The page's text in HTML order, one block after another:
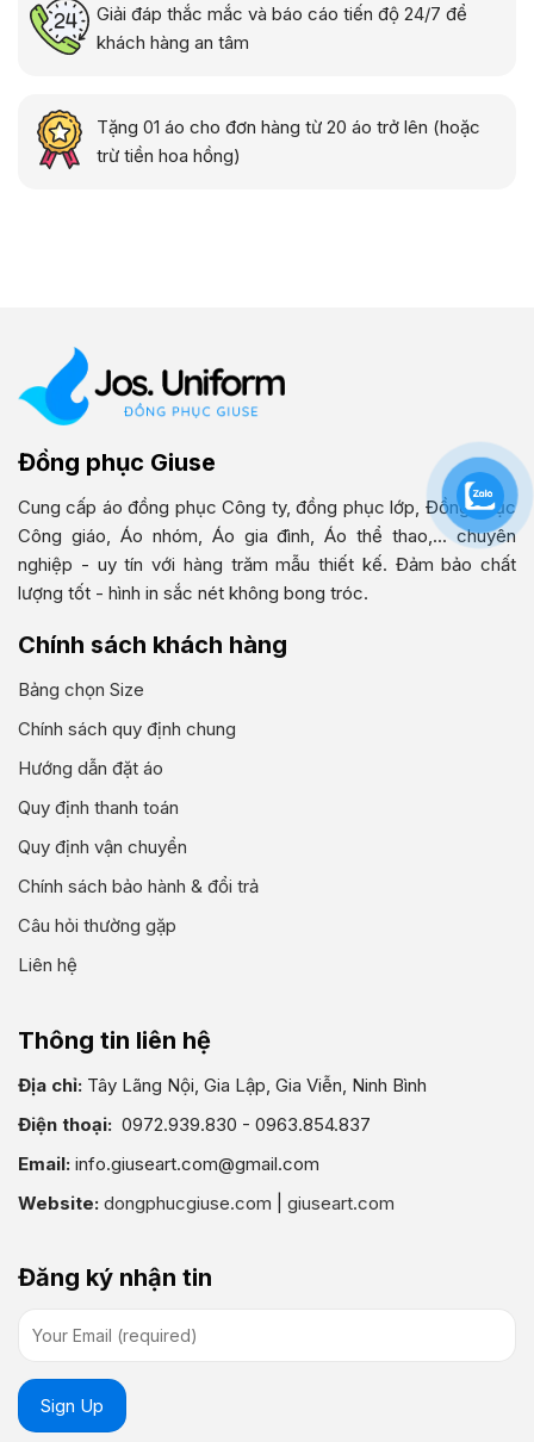
Giải đáp thắc mắc và báo cáo tiến độ 24/7 để
khách hàng an tâm
Tặng 01 áo cho đơn hàng từ 20 áo trở lên (hoặc
trừ tiền hoa hồng)
Đồng phục Giuse
Cung cấp áo đồng phục Công ty, đồng phục lớp, Đồng phục
Công giáo, Áo nhóm, Áo gia đình, Áo thể thao,... chuyên
nghiệp - uy tín với hàng trăm mẫu thiết kế. Đảm bảo chất
lượng tốt - hình in sắc nét không bong tróc.
Chính sách khách hàng
Bảng chọn Size
Chính sách quy định chung
Hướng dẫn đặt áo
Quy định thanh toán
Quy định vận chuyển
Chính sách bảo hành & đổi trả
Câu hỏi thường gặp
Liên hệ
Thông tin liên hệ
Địa chỉ: Tây Lãng Nội, Gia Lập, Gia Viễn, Ninh Bình
Điện thoại: 0972.939.830 - 0963.854.837
Email: info.giuseart.com@gmail.com
Website: dongphucgiuse.com giuseart.com
Đăng ký nhận tin